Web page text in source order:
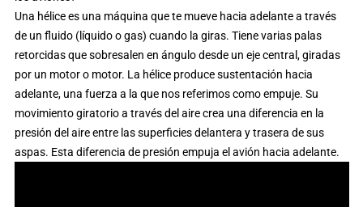
Una hélice es una máquina que te mueve hacia adelante a través
de un fluido (líquido o gas) cuando la giras. Tiene varias palas
retorcidas que sobresalen en ángulo desde un eje central, giradas
por un motor o motor. La hélice produce sustentación hacia
adelante, una fuerza a la que nos referimos como empuje. Su
movimiento giratorio a través del aire crea una diferencia en la
presión del aire entre las superficies delantera y trasera de sus
aspas. Esta diferencia de presión empuja el avión hacia adelante.